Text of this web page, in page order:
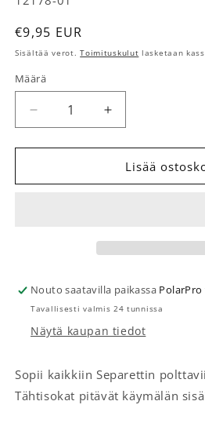
Normaalihinta
€9,95 EUR
Sisältää verot.Toimituskulut lasketaan
Määrä
Määrä
Vähennä tuotteenLisää tuotteen
Lisää
Nouto saatavilla paikassa
Tavallisesti valmis 24 tunnissa
Näytä kaupan tiedot
Sopii kaikkiin Separettin
Tähtisokat pitävät käymälän